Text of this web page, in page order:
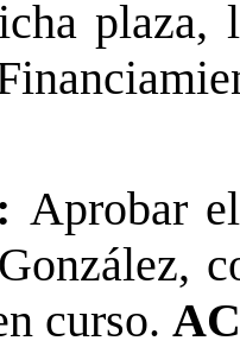
Aprobar
curso.